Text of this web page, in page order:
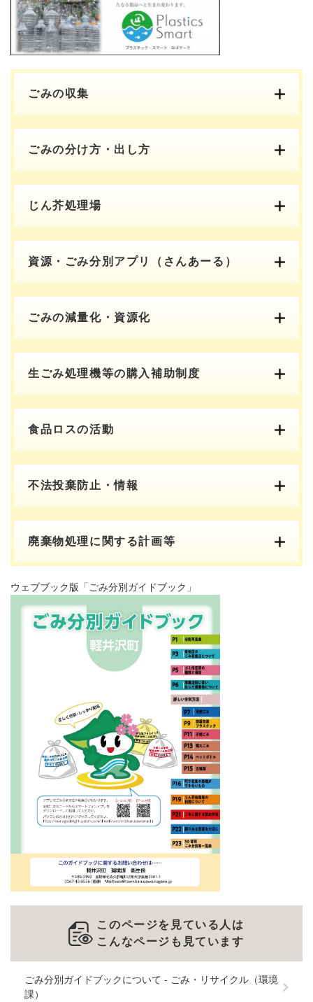
ごみの収集
ごみの分け方・出し方
じん芥処理場
資源・ごみ分別アプリ（さんあーる）
ごみの減量化・資源化
生ごみ処理機等の購入補助制度
食品ロスの活動
不法投棄防止・情報
廃棄物処理に関する計画等
ウェブブック版「ごみ分別ガイドブック」
このページを見ている人は
こんなページも見ています
ごみ分別ガイドブックについて - ごみ・リサイクル（環境
課）